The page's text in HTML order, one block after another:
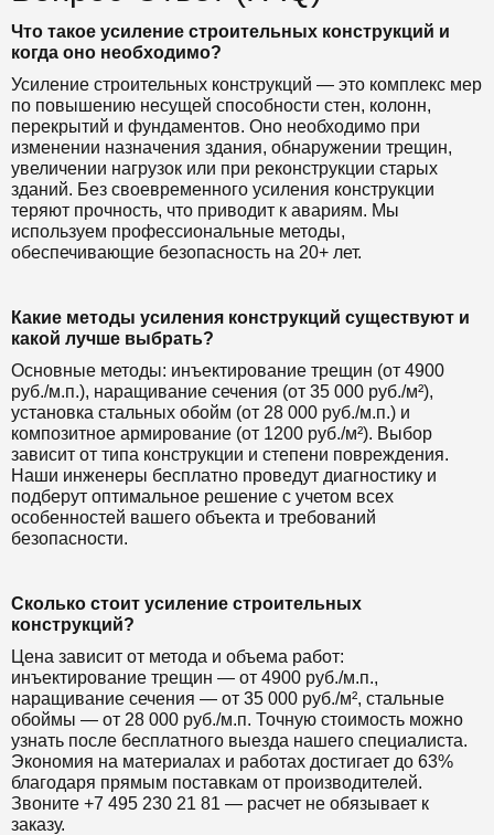
Что такое усиление строительных конструкций и
когда оно необходимо?
Усиление строительных конструкций — это комплекс мер
по повышению несущей способности стен, колонн,
перекрытий и фундаментов. Оно необходимо при
изменении назначения здания, обнаружении трещин,
увеличении нагрузок или при реконструкции старых
зданий. Без своевременного усиления конструкции
теряют прочность, что приводит к авариям. Мы
используем профессиональные методы,
обеспечивающие безопасность на 20+ лет.
Какие методы усиления конструкций существуют и
какой лучше выбрать?
Основные методы: инъектирование трещин (от 4900
руб./м.п.), наращивание сечения (от 35 000 руб./м²),
установка стальных обойм (от 28 000 руб./м.п.) и
композитное армирование (от 1200 руб./м²). Выбор
зависит от типа конструкции и степени повреждения.
Наши инженеры бесплатно проведут диагностику и
подберут оптимальное решение с учетом всех
особенностей вашего объекта и требований
безопасности.
Сколько стоит усиление строительных
конструкций?
Цена зависит от метода и объема работ:
инъектирование трещин — от 4900 руб./м.п.,
наращивание сечения — от 35 000 руб./м², стальные
обоймы — от 28 000 руб./м.п. Точную стоимость можно
узнать после бесплатного выезда нашего специалиста.
Экономия на материалах и работах достигает до 63%
благодаря прямым поставкам от производителей.
Звоните +7 495 230 21 81 — расчет не обязывает к
заказу.